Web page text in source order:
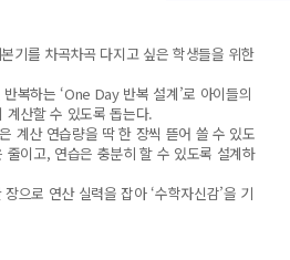
기를 차곡차곡 다지고 싶은 학생들을 위한
복하는 ‘One Day 반복 설계’로 아이들의
계산할 수 있도록 돕는다.
계산 연습량을 딱 한 장씩 뜯어 쓸 수 있도
이고, 연습은 충분히 할 수 있도록 설계하
으로 연산 실력을 잡아 ‘수학자신감’을 기